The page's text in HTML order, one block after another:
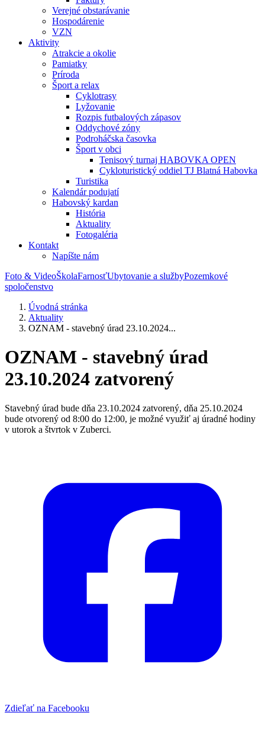
Verejné obstarávanie
Hospodárenie
VZN
Aktivity
Atrakcie a okolie
Pamiatky
Príroda
Šport a relax
Cyklotrasy
Lyžovanie
Rozpis futbalových zápasov
Oddychové zóny
Podroháčska časovka
Šport v obci
Tenisový turnaj HABOVKA OPEN
Cykloturistický oddiel TJ Blatná Habovka
Turistika
Kalendár podujatí
Habovský kardan
História
Aktuality
Fotogaléria
Kontakt
Napíšte nám
Foto & VideoŠkolaFarnosťUbytovanie a službyPozemkové
spoločenstvo
Úvodná stránka
Aktuality
OZNAM - stavebný úrad 23.10.2024...
OZNAM - stavebný úrad
23.10.2024 zatvorený
Stavebný úrad bude dňa 23.10.2024 zatvorený, dňa 25.10.2024
bude otvorený od 8:00 do 12:00, je možné využiť aj úradné hodiny
v utorok a štvrtok v Zuberci.
Zdieľať na Facebooku